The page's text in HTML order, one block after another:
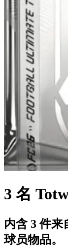
3 名
内含 3 件
球员物品。